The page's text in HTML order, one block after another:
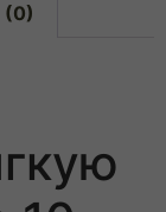
(0)